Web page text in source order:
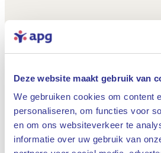
Deze website maakt gebruik van
We gebruiken cookies om content
personaliseren, om functies voor
en om ons websiteverkeer te
informatie over uw gebruik van